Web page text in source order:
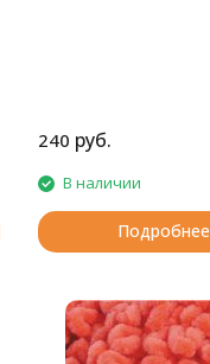
240 руб.
В наличии
Подробнее